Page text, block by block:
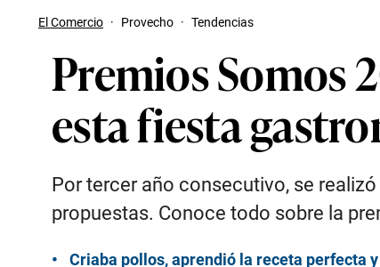
El Comercio · Provecho · Tendencias
Premios Somos
esta fiesta
Por tercer año consecutivo, se
propuestas. Conoce todo sobre la
Criaba pollos, aprendió la receta perfecta